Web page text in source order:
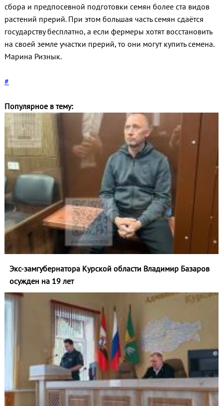
сбора и предпосевной подготовки семян более ста видов
растений прерий. При этом большая часть семян сдаётся
государству бесплатно, а если фермеры хотят восстановить
на своей земле участки прерий, то они могут купить семена.
Марина Ризнык.
#
Популярное в тему:
Экс-замгубернатора Курской области Владимир Базаров
осужден на 19 лет